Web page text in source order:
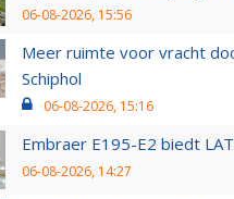
06-08-2026, 15:56
Meer ruimte voor vracht
Schiphol
06-08-2026, 15:16
Embraer E195-E2 biedt
06-08-2026, 14:27